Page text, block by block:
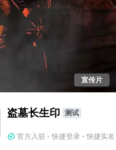
宣传片
盗墓长生印 测试
官方入驻 快捷登录 快捷实名